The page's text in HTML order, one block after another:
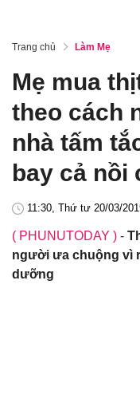
Trang chủ Làm Mẹ
Mẹ mua
theo cách
nhà tấm
bay cả nồi
11:30, Thứ tư 20/03/
( PHUNUTODAY ) -
người ưa chuộng vì
dưỡng